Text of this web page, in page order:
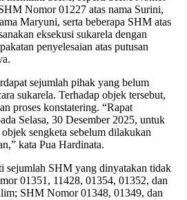
Nomor 01227 atas nama Surini,
Maryuni, serta beberapa SHM atas
eksekusi sukarela dengan
penyelesaian atas putusan
sejumlah pihak yang belum
sukarela. Terhadap objek tersebut,
proses konstatering. “Rapat
Selasa, 30 Desember 2025, untuk
sengketa sebelum dilakukan
kata Pua Hardinata.
sejumlah SHM yang dinyatakan tidak
01351, 11428, 01354, 01352, dan
SHM Nomor 01348, 01349, dan